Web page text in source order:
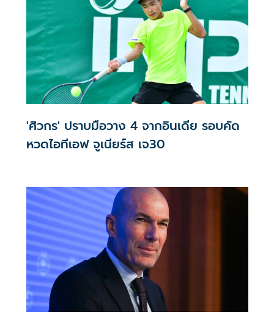
'ศิวกร' ปราบมือวาง 4 จากอินเดีย รอบคัด
หวดไอทีเอฟ จูเนียร์ส เจ30